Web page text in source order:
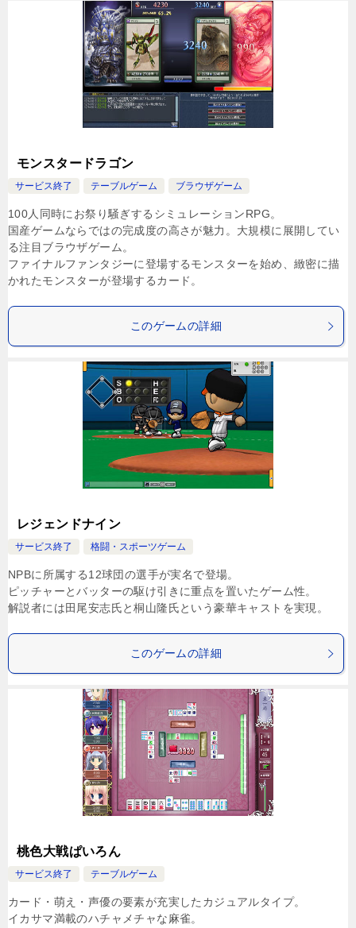
モンスタードラゴン
サービス終了 テーブルゲーム ブラウザゲーム
100人同時にお祭り騒ぎするシミュレーションRPG。
国産ゲームならではの完成度の高さが魅力。大規模に展開してい
る注目ブラウザゲーム。
ファイナルファンタジーに登場するモンスターを始め、緻密に描
かれたモンスターが登場するカード。
このゲームの詳細
レジェンドナイン
サービス終了 格闘・スポーツゲーム
NPBに所属する12球団の選手が実名で登場。
ピッチャーとバッターの駆け引きに重点を置いたゲーム性。
解説者には田尾安志氏と桐山隆氏という豪華キャストを実現。
このゲームの詳細
桃色大戦ぱいろん
サービス終了 テーブルゲーム
カード・萌え・声優の要素が充実したカジュアルタイプ。
イカサマ満載のハチャメチャな麻雀。